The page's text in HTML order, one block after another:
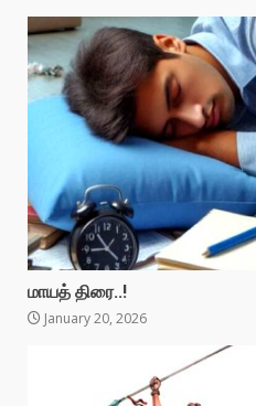
மாயத் திரை..!
January 20, 2026